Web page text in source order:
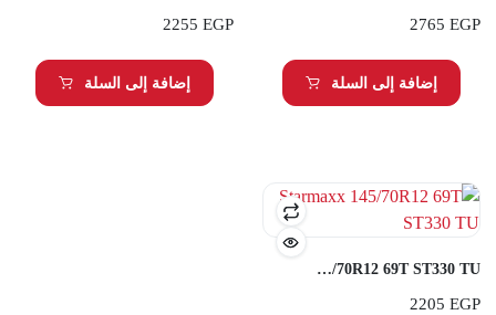
2765 EGP
إضافة إلى السلة
2255EGP
إضافة إلى السلة
Starmaxx 145/70R12 69T ST330 TU
2205 EGP